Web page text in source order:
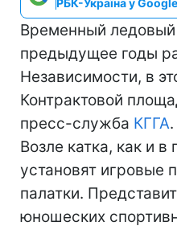
РБК-Україна у Google
Временный ледовый
предыдущее годы
Независимости, в
Контрактовой
пресс-служба КГГА.
Возле катка, как и
установят игровые
палатки.
юношеских